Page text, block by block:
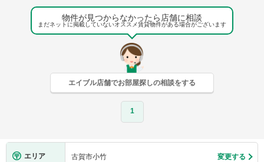
物件が見つからなかったら店舗に相談
まだネットに掲載していないオススメ賃貸物件がある場合がございます
エイブル店舗でお部屋探しの相談をする
1
エリア 古賀市小竹 変更する